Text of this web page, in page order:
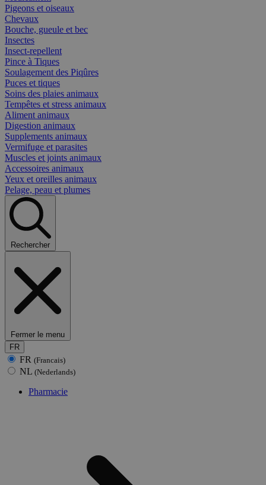
Pigeons et oiseaux
Chevaux
Bouche, gueule et bec
Insectes
Insect-repellent
Pince à Tiques
Soulagement des Piqûres
Puces et tiques
Soins des plaies animaux
Tempêtes et stress animaux
Aliment animaux
Digestion animaux
Supplements animaux
Vermifuge et parasites
Muscles et joints animaux
Accessoires animaux
Yeux et oreilles animaux
Pelage, peau et plumes
Rechercher
Fermer le menu
FR
FR (Francais)
NL (Nederlands)
Pharmacie